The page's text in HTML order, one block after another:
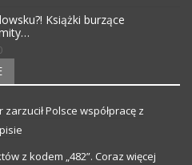
Książki burzące
Polsce współpracę z
z kodem „482”. Coraz więcej